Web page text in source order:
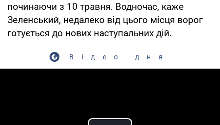
починаючи з 10 травня. Водночас, каже
Зеленський, недалеко від цього місця ворог
готується до нових наступальних дій.
Відео дня